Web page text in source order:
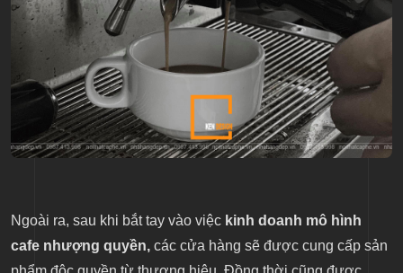
Ngoài ra, sau khi bắt tay vào việc kinh doanh mô hình
cafe nhượng quyền, các cửa hàng sẽ được cung cấp sản